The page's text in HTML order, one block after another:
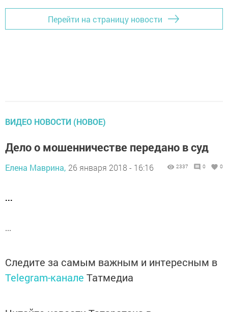
Перейти на страницу новости
ВИДЕО НОВОСТИ (НОВОЕ)
Дело о мошенничестве передано в суд
Елена Маврина, 26 января 2018 - 16:16 2337 0 0
...
...
Следите за самым важным и интересным в
Telegram-канале Татмедиа